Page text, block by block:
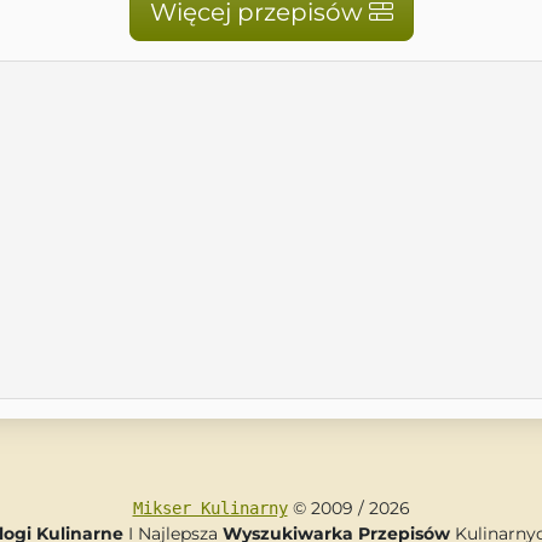
Więcej przepisów
Mikser Kulinarny© 2009 / 2026
Kulinarne I Najlepsza Wyszukiwarka Przepisów